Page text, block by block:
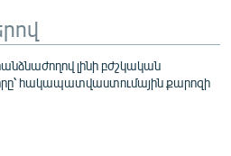
լինի բժշկական
հակապատվաստումային քարոզի